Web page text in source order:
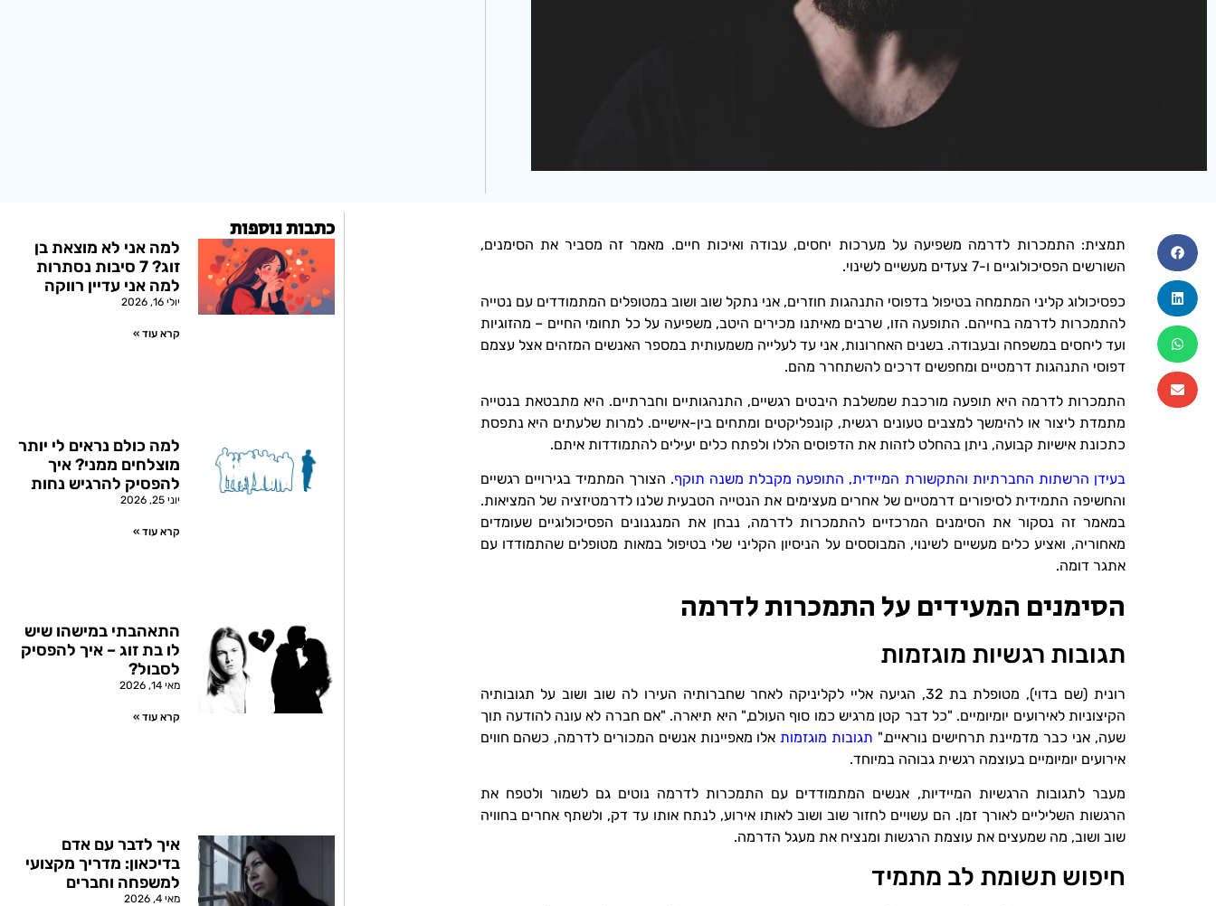
תמצית: התמכרות לדרמה משפיעה על מערכות יחסים, עבודה ואיכות חיים. מאמר זה מסביר את הסימנים,
השורשים הפסיכולוגיים ו-7 צעדים מעשיים לשינוי.
כפסיכולוג קליני המתמחה בטיפול בדפוסי התנהגות חוזרים, אני נתקל שוב ושוב במטופלים המתמודדים עם נטייה
להתמכרות לדרמה בחייהם. התופעה הזו, שרבים מאיתנו מכירים היטב, משפיעה על כל תחומי החיים – מהזוגיות
ועד ליחסים במשפחה ובעבודה. בשנים האחרונות, אני עד לעלייה משמעותית במספר האנשים המזהים אצל עצמם
דפוסי התנהגות דרמטיים ומחפשים דרכים להשתחרר מהם.
התמכרות לדרמה היא תופעה מורכבת שמשלבת היבטים רגשיים, התנהגותיים וחברתיים. היא מתבטאת בנטייה
מתמדת ליצור או להימשך למצבים טעונים רגשית, קונפליקטים ומתחים בין-אישיים. למרות שלעתים היא נתפסת
כתכונת אישיות קבועה, ניתן בהחלט לזהות את הדפוסים הללו ולפתח כלים יעילים להתמודדות איתם.
בעידן הרשתות החברתיות והתקשורת המיידית, התופעה מקבלת משנה תוקף. הצורך המתמיד בגירויים רגשיים
והחשיפה התמידית לסיפורים דרמטיים של אחרים מעצימים את הנטייה הטבעית שלנו לדרמטיזציה של המציאות.
במאמר זה נסקור את הסימנים המרכזיים להתמכרות לדרמה, נבחן את המנגנונים הפסיכולוגיים שעומדים
מאחוריה, ואציע כלים מעשיים לשינוי, המבוססים על הניסיון הקליני שלי בטיפול במאות מטופלים שהתמודדו עם
אתגר דומה.
הסימנים המעידים על התמכרות לדרמה
תגובות רגשיות מוגזמות
רונית (שם בדוי), מטופלת בת 32, הגיעה אליי לקליניקה לאחר שחברותיה העירו לה שוב ושוב על תגובותיה
הקיצוניות לאירועים יומיומיים. "כל דבר קטן מרגיש כמו סוף העולם," היא תיארה. "אם חברה לא עונה להודעה תוך
שעה, אני כבר מדמיינת תרחישים נוראיים." תגובות מוגזמות אלו מאפיינות אנשים המכורים לדרמה, כשהם חווים
אירועים יומיומיים בעוצמה רגשית גבוהה במיוחד.
מעבר לתגובות הרגשיות המיידיות, אנשים המתמודדים עם התמכרות לדרמה נוטים גם לשמור ולטפח את
הרגשות השליליים לאורך זמן. הם עשויים לחזור שוב ושוב לאותו אירוע, לנתח אותו עד דק, ולשתף אחרים בחוויה
שוב ושוב, מה שמעצים את עוצמת הרגשות ומנציח את מעגל הדרמה.
חיפוש תשומת לב מתמיד
כתבות נוספות
למה אני לא מוצאת בן
זוג? 7 סיבות נסתרות
למה אני עדיין רווקה
יולי 16, 2026
קרא עוד »
למה כולם נראים לי יותר
מוצלחים ממני? איך
להפסיק להרגיש נחות
יוני 25, 2026
קרא עוד »
התאהבתי במישהו שיש
לו בת זוג – איך להפסיק
לסבול?
מאי 14, 2026
קרא עוד »
איך לדבר עם אדם
בדיכאון: מדריך מקצועי
למשפחה וחברים
מאי 4, 2026